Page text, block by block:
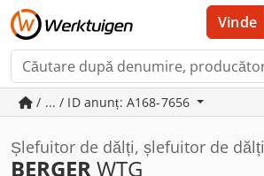
Vinde
/ ... / ID anunț: A168-7656
Șlefuitor de dălți, șlefuitor de dălți
BERGERWTG